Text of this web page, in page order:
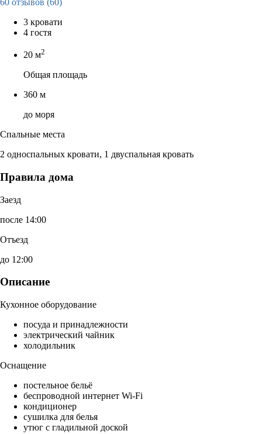
3 кровати
4 гостя
20 м2
Общая площадь
360 м
до моря
Спальные места
2 односпальных кровати, 1 двуспальная кровать
Правила дома
Заезд
после 14:00
Отъезд
до 12:00
Описание
Кухонное оборудование
посуда и принадлежности
электрический чайник
холодильник
Оснащение
постельное бельё
беспроводной интернет Wi-Fi
кондиционер
сушилка для белья
утюг с гладильной доской